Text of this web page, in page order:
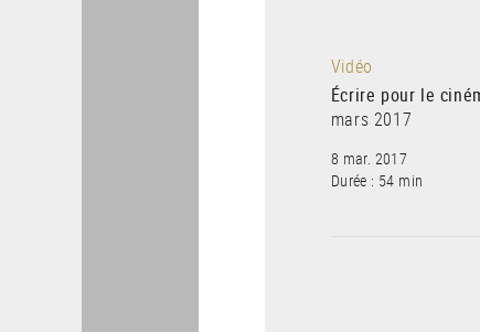
Vidéo
Écrire pour le
mars 2017
8 mar. 2017
Durée : 54 min